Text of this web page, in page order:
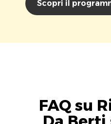
Scopri il
FAQ su